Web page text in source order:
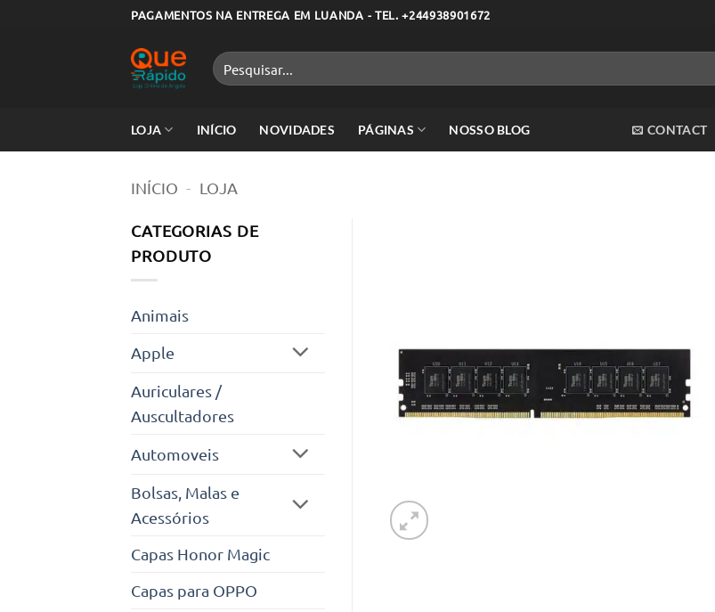
PAGAMENTOS NA ENTREGA EM LUANDA - TEL. +244938901672
Pesquisar
por:
LOJA INÍCIO NOVIDADES PÁGINAS NOSSO BLOG CONTACT
INÍCIO - LOJA
CATEGORIAS DE
PRODUTO
Animais
Apple
Auriculares /
Auscultadores
Automoveis
Bolsas, Malas e
Acessórios
Capas Honor Magic
Capas para OPPO